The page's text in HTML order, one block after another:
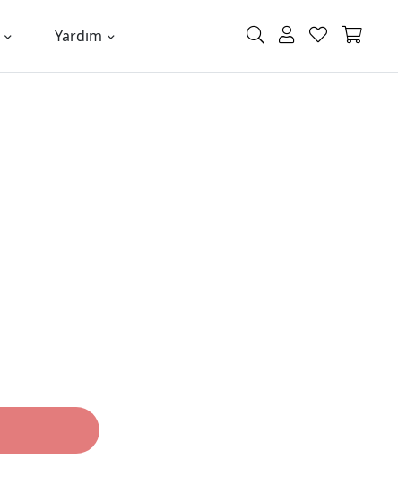
Yardım